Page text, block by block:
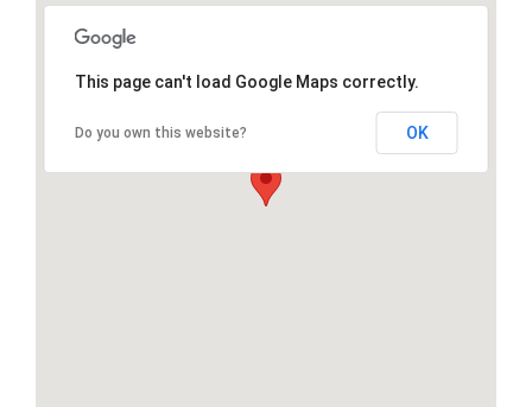
This page can't load Google Maps correctly.
Do you own this website? OK